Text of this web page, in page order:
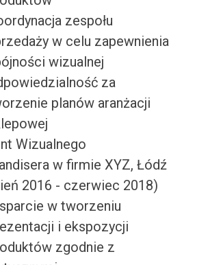
zespołu
w celu zapewnienia
wizualnej
za
planów aranżacji
Wizualnego
w firmie XYZ, Łódź
2016 - czerwiec 2018)
w tworzeniu
i ekspozycji
zgodnie z